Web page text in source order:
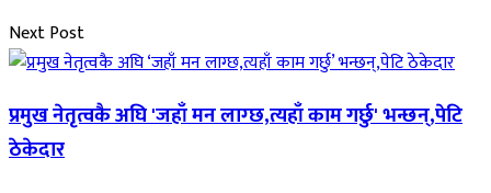
Next Post
प्रमुख नेतृत्वकै अघि 'जहाँ मन लाग्छ,त्यहाँ काम गर्छु' भन्छन्,पेटि
ठेकेदार